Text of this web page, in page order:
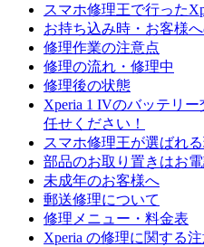
スマホ修理王で行った
お持ち込み時・お客様
修理作業の注意点
修理の流れ・修理中
修理後の状態
Xperia 1 IVのバッテリ
任せください！
スマホ修理王が選ばれ
部品のお取り置きはお
未成年のお客様へ
郵送修理について
修理メニュー・料金表
Xperia の修理に関する